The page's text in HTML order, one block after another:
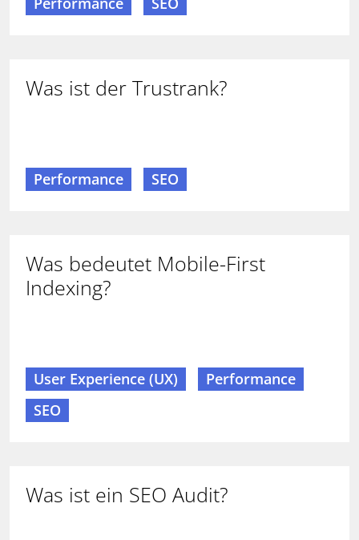
Was ist der Trustrank?
Performance SEO
Was bedeutet Mobile-First
Indexing?
User Experience (UX)
Performance
SEO
Was ist ein SEO Audit?